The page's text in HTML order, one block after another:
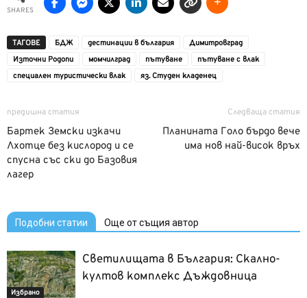
SHARES
ТАГОВЕ БДЖ дестинации в българия
Димитровград
Източни Родопи
момчилград пътуване
пътуване с влак
специален туристически влак
яз. Студен кладенец
предишна статия
Бартек Земски изкачи
Лхотце без кислород и се
спусна със ски до Базовия
лагер
Следваща статия
Планината Голо бърдо вече
има нов най-висок връх
Подобни статии Още от същия автор
Избрано
Светилищата в България: Скално-
култов комплекс Дъждовница